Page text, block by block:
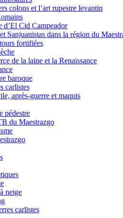
colons et l’art rupestre levantin
d’El Cid Campeador
Sanjuanistas dans la région du
fortifiées
de la laine et la Renaissance
baroque
carlistes
après-guerre et maquis
pédestre
du Maestrazgo
neige
carlistes